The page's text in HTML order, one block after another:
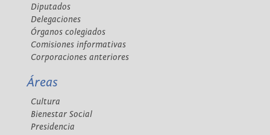
Diputados
Delegaciones
Órganos colegiados
Comisiones informativas
Corporaciones anteriores
Áreas
Cultura
Bienestar Social
Presidencia